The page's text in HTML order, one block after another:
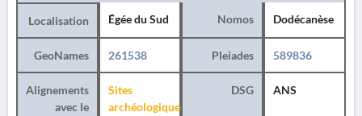
Localisation Égée du Sud Nomos Dodécanèse
GeoNames 261538 Pleiades 589836
Alignements
avec le
Sites
archéologiques
DSG ANS